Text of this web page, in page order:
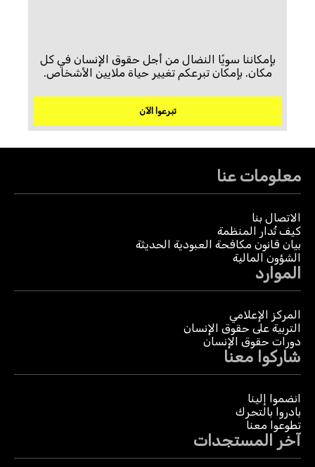
بإمكاننا سويًا النضال من أجل حقوق الإنسان في كل
مكان. بإمكان تبرعكم تغيير حياة ملايين الأشخاص.
تبرعوا الآن
معلومات عنا
الاتصال بنا
كيف تُدار المنظمة
بيان قانون مكافحة العبودية الحديثة
الشؤون المالية
الموارد
المركز الإعلامي
التربية على حقوق الإنسان
دورات حقوق الإنسان
شاركوا معنا
انضموا إلينا
بادروا بالتحرك
تطوعوا معنا
آخر المستجدات